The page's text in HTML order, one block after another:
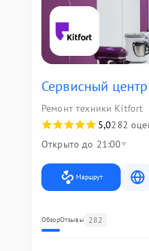
Сервисный
Ремонт техники Kitfort
5,0282
Открыто до 21:00
Маршрут
ОбзорОтзывы 282